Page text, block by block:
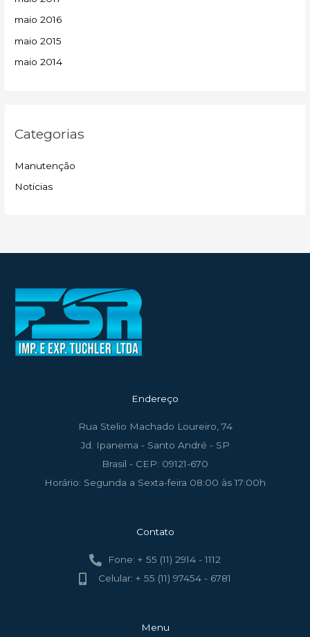
maio 2016
maio 2015
maio 2014
Categorias
Manutenção
Noticias
Endereço
Rua Stelio Machado Loureiro, 74
Jd. Ipanema - Santo André - SP
Brasil - CEP: 09121-670
Horário: Segunda a Sexta-feira 08:00 às 17:00h
Contato
Fone: + 55 (11) 2914 - 1112
Celular: + 55 (11) 97454 - 6781
Menu